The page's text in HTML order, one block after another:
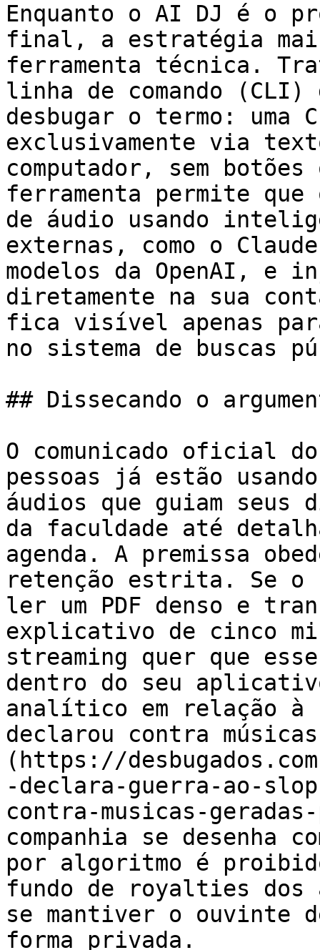
Enquanto o AI DJ é o
final, a estratégia
ferramenta técnica.
linha de comando
desbugar o termo: uma
exclusivamente via
computador, sem
ferramenta permite
de áudio usando
externas, como o
modelos da OpenAI, e
diretamente na sua
fica visível apenas
no sistema de buscas
## Dissecando o
O comunicado oficial
pessoas já estão
áudios que guiam seus
da faculdade até
agenda. A premissa
retenção estrita. Se o
ler um PDF denso e
explicativo de cinco
streaming quer que
dentro do seu
analítico em relação à
declarou contra
(https://
-declara-guerra-ao-
contra-musicas-
companhia se desenha
por algoritmo é
fundo de royalties dos
se mantiver o ouvinte
forma privada.